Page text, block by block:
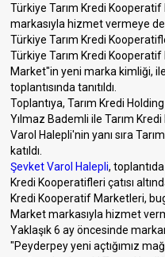
Türkiye Tarım Kredi
markasıyla hizmet vermeye
Türkiye Tarım Kredi
Türkiye Tarım Kredi Kooperatif
Market"in yeni marka kimliği,
toplantısında tanıtıldı.
Toplantıya, Tarım Kredi
Yılmaz Bademli ile Tarım
Varol Halepli'nin yanı sıra
katıldı.
Şevket Varol Halepli,
Kredi Kooperatifleri çatısı
Kredi Kooperatif Marketleri,
Market markasıyla hizmet
Yaklaşık 6 ay öncesinde
"Peyderpey yeni açtığımız